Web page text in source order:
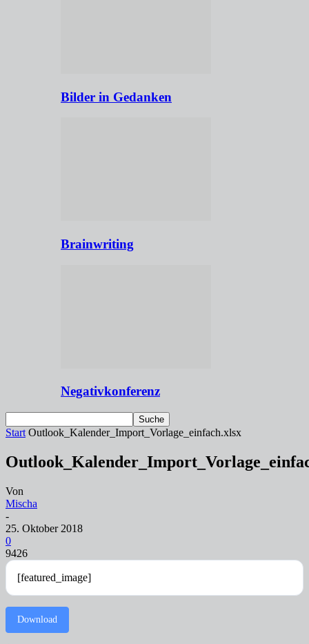
Bilder in Gedanken
Brainwriting
Negativkonferenz
Start Outlook_Kalender_Import_Vorlage_einfach.xlsx
Von
Mischa
-
25. Oktober 2018
0
9426
[featured_image]
Download